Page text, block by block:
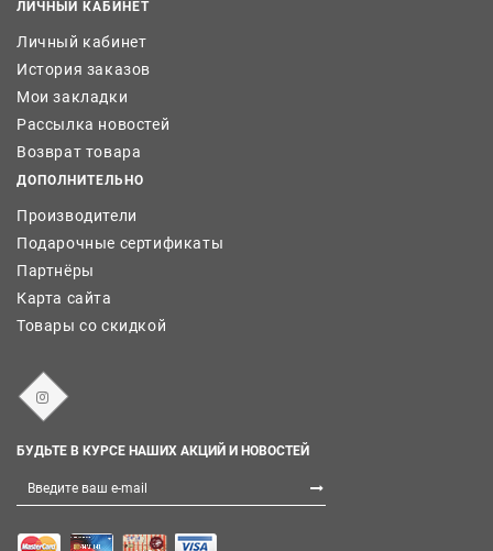
ЛИЧНЫЙ КАБИНЕТ
Личный кабинет
История заказов
Мои закладки
Рассылка новостей
Возврат товара
ДОПОЛНИТЕЛЬНО
Производители
Подарочные сертификаты
Партнёры
Карта сайта
Товары со скидкой
БУДЬТЕ В КУРСЕ НАШИХ АКЦИЙ И НОВОСТЕЙ